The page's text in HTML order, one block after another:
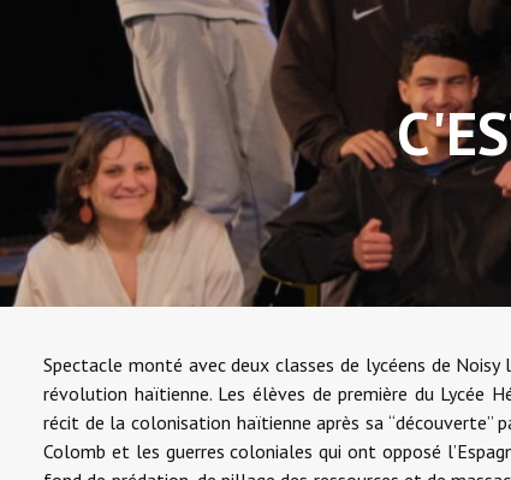
Spectacle monté avec deux classes de lycéens de
révolution haïtienne. Les élèves de première du Lycée
récit de la colonisation haïtienne après sa “découverte”
Colomb et les guerres coloniales qui ont opposé